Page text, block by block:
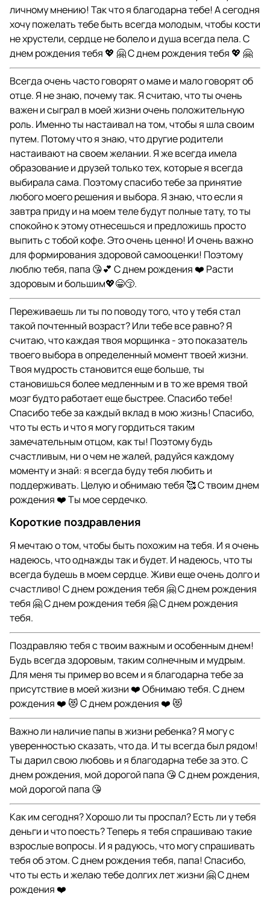
личному мнению! Так что я благодарна тебе! А сегодня
хочу пожелать тебе быть всегда молодым, чтобы кости
не хрустели, сердце не болело и душа всегда пела. С
днем рождения тебя 💖 🤗 С днем рождения тебя 💖 🤗
Всегда очень часто говорят о маме и мало говорят об
отце. Я не знаю, почему так. Я считаю, что ты очень
важен и сыграл в моей жизни очень положительную
роль. Именно ты настаивал на том, чтобы я шла своим
путем. Потому что я знаю, что другие родители
настаивают на своем желании. Я же всегда имела
образование и друзей только тех, которые я всегда
выбирала сама. Поэтому спасибо тебе за принятие
любого моего решения и выбора. Я знаю, что если я
завтра приду и на моем теле будут полные тату, то ты
спокойно к этому отнесешься и предложишь просто
выпить с тобой кофе. Это очень ценно! И очень важно
для формирования здоровой самооценки! Поэтому
люблю тебя, папа 😘💕 С днем рождения ❤️ Расти
здоровым и большим💖😁😚.
Переживаешь ли ты по поводу того, что у тебя стал
такой почтенный возраст? Или тебе все равно? Я
считаю, что каждая твоя морщинка - это показатель
твоего выбора в определенный момент твоей жизни.
Твоя мудрость становится еще больше, ты
становишься более медленным и в то же время твой
мозг будто работает еще быстрее. Спасибо тебе!
Спасибо тебе за каждый вклад в мою жизнь! Спасибо,
что ты есть и что я могу гордиться таким
замечательным отцом, как ты! Поэтому будь
счастливым, ни о чем не жалей, радуйся каждому
моменту и знай: я всегда буду тебя любить и
поддерживать. Целую и обнимаю тебя 🥰 С твоим днем
рождения ❤️ Ты мое сердечко.
Короткие поздравления
Я мечтаю о том, чтобы быть похожим на тебя. И я очень
надеюсь, что однажды так и будет. И надеюсь, что ты
всегда будешь в моем сердце. Живи еще очень долго и
счастливо! С днем рождения тебя 🤗 С днем рождения
тебя 🤗 С днем рождения тебя 🤗 С днем рождения
тебя.
Поздравляю тебя с твоим важным и особенным днем!
Будь всегда здоровым, таким солнечным и мудрым.
Для меня ты пример во всем и я благодарна тебе за
присутствие в моей жизни ❤️ Обнимаю тебя. С днем
рождения ❤️ 😻 С днем рождения ❤️ 😻
Важно ли наличие папы в жизни ребенка? Я могу с
уверенностью сказать, что да. И ты всегда был рядом!
Ты дарил свою любовь и я благодарна тебе за это. С
днем рождения, мой дорогой папа 😘 С днем рождения,
мой дорогой папа 😘
Как им сегодня? Хорошо ли ты проспал? Есть ли у тебя
деньги и что поесть? Теперь я тебя спрашиваю такие
взрослые вопросы. И я радуюсь, что могу спрашивать
тебя об этом. С днем рождения тебя, папа! Спасибо,
что ты есть и желаю тебе долгих лет жизни 🤗 С днем
рождения ❤️